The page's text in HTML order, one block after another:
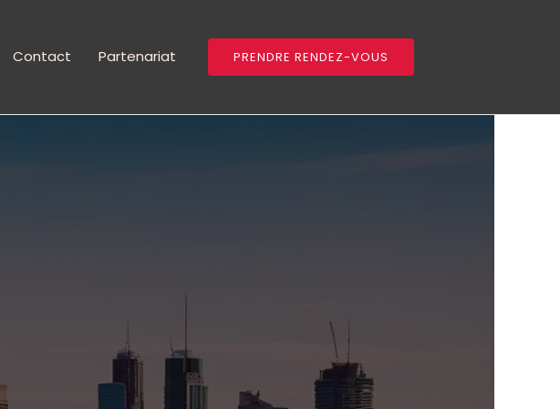
Contact Partenariat PRENDRE RENDEZ-VOUS